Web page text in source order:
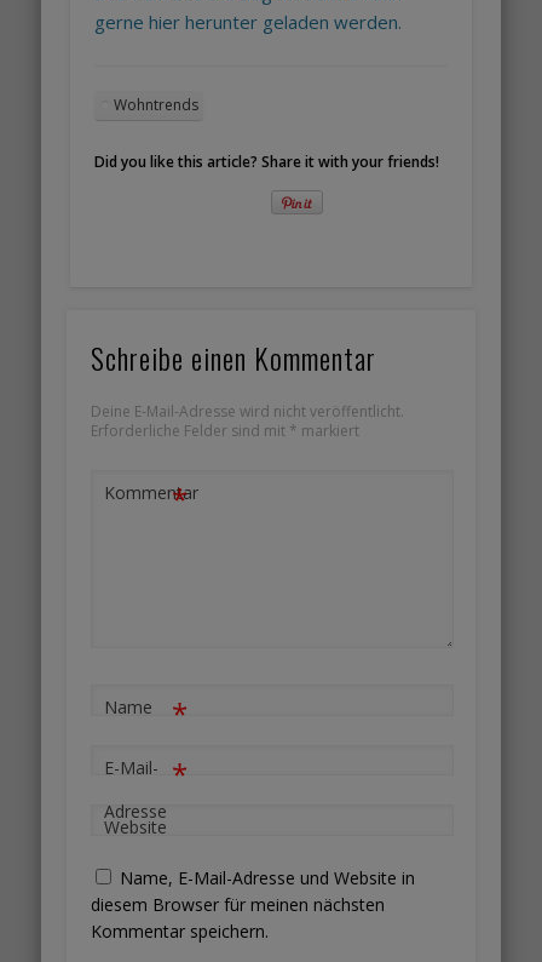
gerne hier herunter geladen werden.
Wohntrends
Did you like this article? Share it with your friends!
Schreibe einen Kommentar
Deine E-Mail-Adresse wird nicht veröffentlicht.
Erforderliche Felder sind mit * markiert
Kommentar
*
Name *
E-Mail-
Adresse
*
Website
Name, E-Mail-Adresse und Website in
diesem Browser für meinen nächsten
Kommentar speichern.